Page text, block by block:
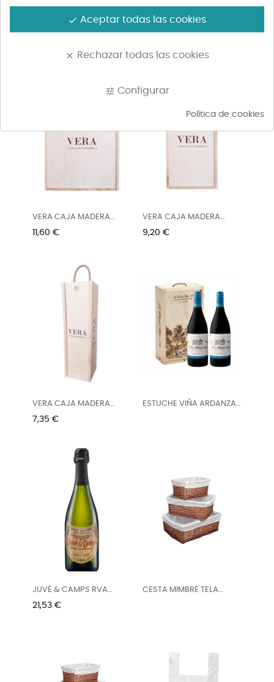
VIÑA TONDONIA TINTO
VIÑA ARANA GRAN
VERA CAJA MADERA
VACIA 3...
Precio
11,60 €
VERA CAJA MADERA
VACIA 2...
Precio
9,20 €
VERA CAJA MADERA
VACIA 1...
Precio
7,35 €
ESTUCHE VIÑA ARDANZA
JUVÉ & CAMPS RVA
FAMILIA...
Precio
21,53 €
CESTA MIMBRE TELA
done Aceptar todas las cookies
clear Rechazar todas las cookies
tune Configurar
Política de cookies